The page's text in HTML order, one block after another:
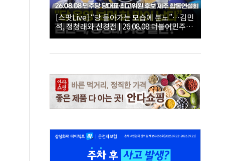
[스팟Live] “당 돌아가는 모습에 분노”…김민
석, 정청래와 신경전 | 26.08.08 더불어민주당
당대표·최고위원 후보 제주 합동연설회